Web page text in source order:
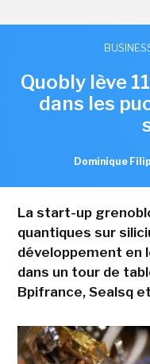
Quobly lève
dans les
Dominique
La start-up
quantiques sur
développement en
dans un tour de
Bpifrance, Sealsq